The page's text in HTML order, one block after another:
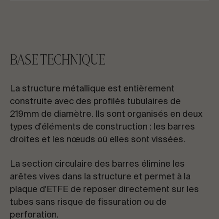
BASE TECHNIQUE
La structure métallique est entièrement
construite avec des profilés tubulaires de
219mm de diamètre. Ils sont organisés en deux
types d'éléments de construction : les barres
droites et les nœuds où elles sont vissées.
La section circulaire des barres élimine les
arêtes vives dans la structure et permet à la
plaque d'ETFE de reposer directement sur les
tubes sans risque de fissuration ou de
perforation.